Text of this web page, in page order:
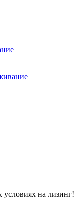
на лизинг!